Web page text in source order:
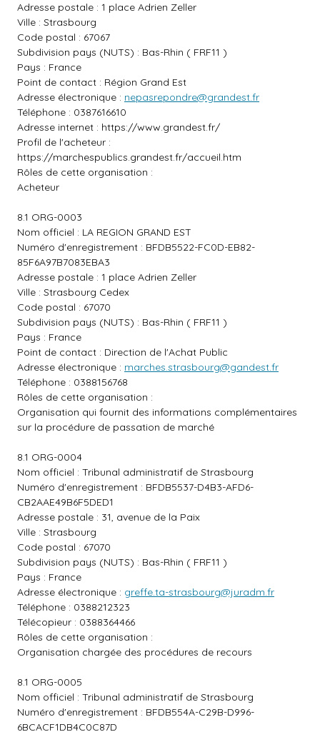
Adresse postale : 1 place Adrien Zeller
Ville : Strasbourg
Code postal : 67067
Subdivision pays (NUTS) : Bas-Rhin ( FRF11 )
Pays : France
Point de contact : Région Grand Est
Adresse électronique : nepasrepondre@grandest.fr
Téléphone : 0387616610
Adresse internet : https://www.grandest.fr/
Profil de l'acheteur :
https://marchespublics.grandest.fr/accueil.htm
Rôles de cette organisation :
Acheteur
8.1 ORG-0003
Nom officiel : LA REGION GRAND EST
Numéro d'enregistrement : BFDB5522-FC0D-EB82-
85F6A97B7083EBA3
Adresse postale : 1 place Adrien Zeller
Ville : Strasbourg Cedex
Code postal : 67070
Subdivision pays (NUTS) : Bas-Rhin ( FRF11 )
Pays : France
Point de contact : Direction de l'Achat Public
Adresse électronique : marches.strasbourg@gandest.fr
Téléphone : 0388156768
Rôles de cette organisation :
Organisation qui fournit des informations complémentaires
sur la procédure de passation de marché
8.1 ORG-0004
Nom officiel : Tribunal administratif de Strasbourg
Numéro d'enregistrement : BFDB5537-D4B3-AFD6-
CB2AAE49B6F5DED1
Adresse postale : 31, avenue de la Paix
Ville : Strasbourg
Code postal : 67070
Subdivision pays (NUTS) : Bas-Rhin ( FRF11 )
Pays : France
Adresse électronique : greffe.ta-strasbourg@juradm.fr
Téléphone : 0388212323
Télécopieur : 0388364466
Rôles de cette organisation :
Organisation chargée des procédures de recours
8.1 ORG-0005
Nom officiel : Tribunal administratif de Strasbourg
Numéro d'enregistrement : BFDB554A-C29B-D996-
6BCACF1DB4C0C87D